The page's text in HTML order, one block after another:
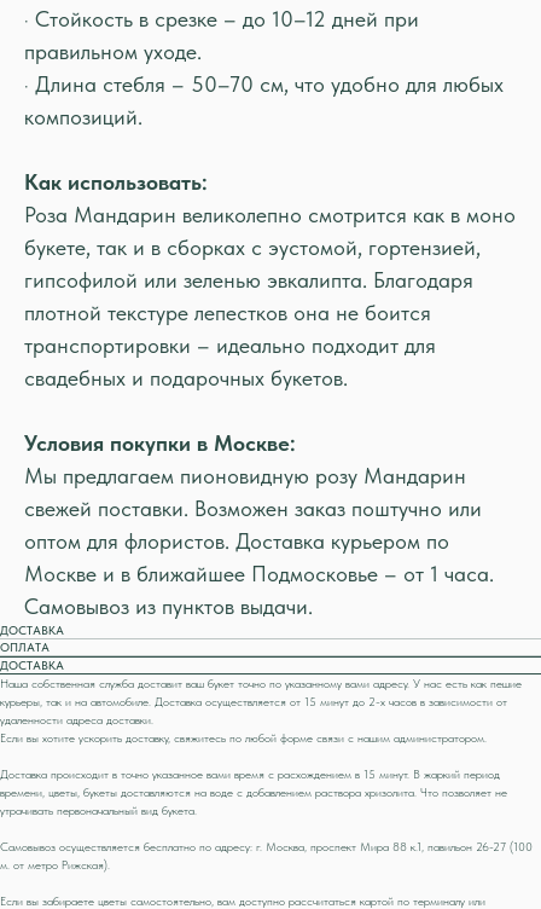
· Стойкость в срезке – до 10–12 дней при
правильном уходе.
· Длина стебля – 50–70 см, что удобно для любых
композиций.
Как использовать:
Роза Мандарин великолепно смотрится как в моно
букете, так и в сборках с эустомой, гортензией,
гипсофилой или зеленью эвкалипта. Благодаря
плотной текстуре лепестков она не боится
транспортировки – идеально подходит для
свадебных и подарочных букетов.
Условия покупки в Москве:
Мы предлагаем пионовидную розу Мандарин
свежей поставки. Возможен заказ поштучно или
оптом для флористов. Доставка курьером по
Москве и в ближайшее Подмосковье – от 1 часа.
Самовывоз из пунктов выдачи.
ДОСТАВКА
ОПЛАТА
ДОСТАВКА
Наша собственная служба доставит ваш букет точно по указанному вами адресу. У нас есть как пешие
курьеры, так и на автомобиле. Доставка осуществляется от 15 минут до 2-х часов в зависимости от
удаленности адреса доставки.
Если вы хотите ускорить доставку, свяжитесь по любой форме связи с нашим администратором.
Доставка происходит в точно указанное вами время с расхождением в 15 минут. В жаркий период
времени, цветы, букеты доставляются на воде с добавлением раствора хризолита. Что позволяет не
утрачивать первоначальный вид букета.
Самовывоз осуществляется бесплатно по адресу: г. Москва, проспект Мира 88 к.1, павильон 26-27 (100
м. от метро Рижская).
Если вы забираете цветы самостоятельно, вам доступно рассчитаться картой по терминалу или